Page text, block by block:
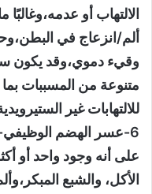
الالتهاب أو
ألم/انزعاج في
وقيء دموي،وقد يكون
متنوعة من المسببات
للالتهابات غير
6-عسر الهضم
على أنه وجود واحد أو
الأكل، والشبع